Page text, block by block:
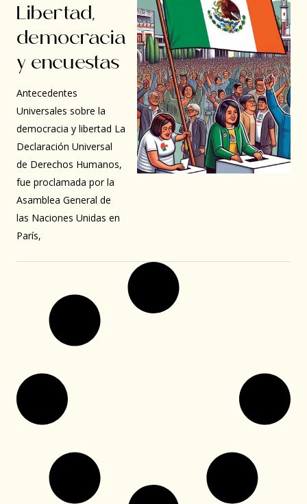
Libertad,
democracia
y encuestas
Antecedentes
Universales sobre la
democracia y libertad La
Declaración Universal
de Derechos Humanos,
fue proclamada por la
Asamblea General de
las Naciones Unidas en
París,